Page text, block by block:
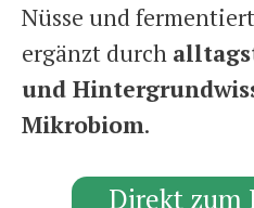
Nüsse und
ergänzt durch
und
Mikrobiom.
Direkt zum